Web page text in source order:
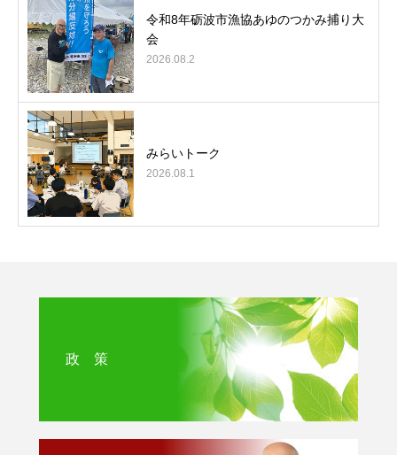
令和8年砺波市漁協あゆのつかみ捕り大
会
2026.08.2
みらいトーク
2026.08.1
政 策